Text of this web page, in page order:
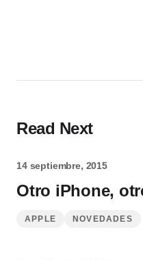
Read Next
14 septiembre, 2015
Otro iPhone,
APPLE NOVEDADES